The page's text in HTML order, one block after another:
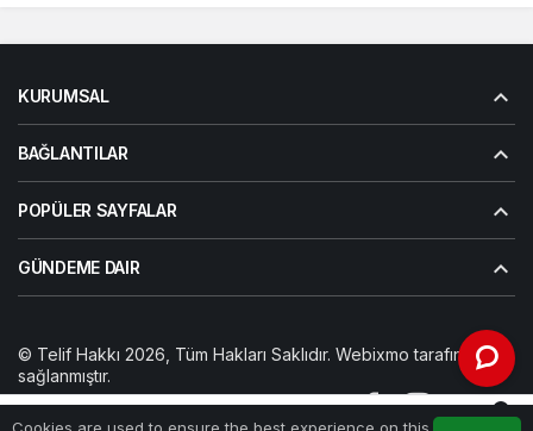
Cookies are used to ensure the best experience on this
KURUMSAL
BAĞLANTILAR
POPÜLER SAYFALAR
GÜNDEME DAIR
© Telif Hakkı 2026, Tüm Hakları Saklıdır. Webixmo tarafından
sağlanmıştır.
Künye Hesabım Gizlilik politikası İletişim